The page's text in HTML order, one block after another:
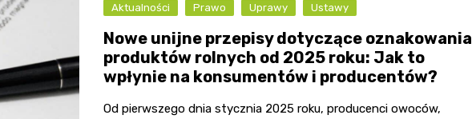
Aktualności Prawo Uprawy Ustawy
Nowe unijne przepisy dotyczące oznakowania
produktów rolnych od 2025 roku: Jak to
wpłynie na konsumentów i producentów?
Od pierwszego dnia stycznia 2025 roku, producenci owoców,